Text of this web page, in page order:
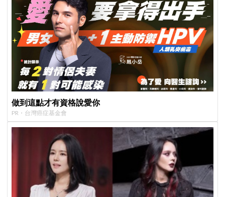
做到這點才有資格說愛你
PR・台灣癌症基金會